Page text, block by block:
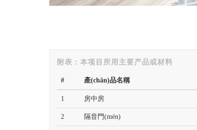
# 產(chǎn)品名稱
1 房中房
2 隔音門(mén)